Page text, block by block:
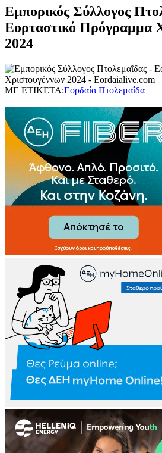
Εμπορικός Σύλλογος
Εορταστικό Πρόγραμμα
2024
ΜΕ ΕΤΙΚΕΤΑ:Εορδαία Πτολεμαΐδα